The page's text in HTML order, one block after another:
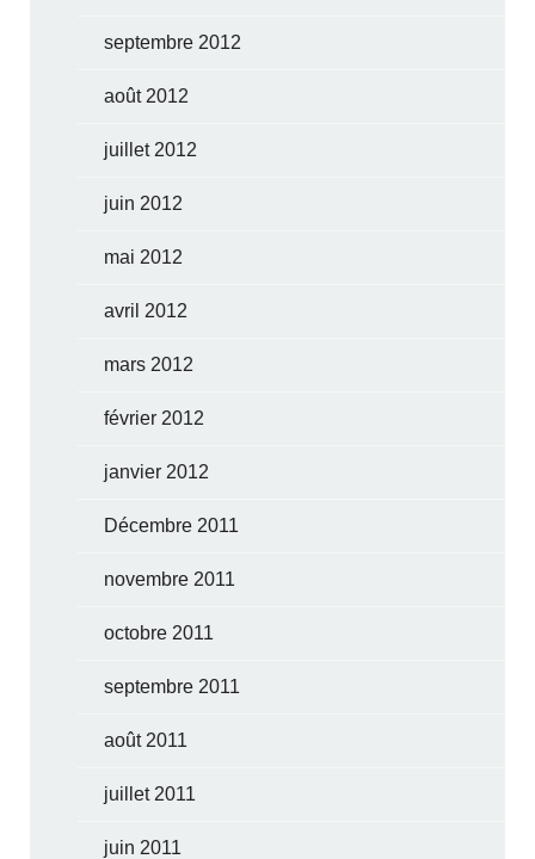
septembre 2012
août 2012
juillet 2012
juin 2012
mai 2012
avril 2012
mars 2012
février 2012
janvier 2012
Décembre 2011
novembre 2011
octobre 2011
septembre 2011
août 2011
juillet 2011
juin 2011